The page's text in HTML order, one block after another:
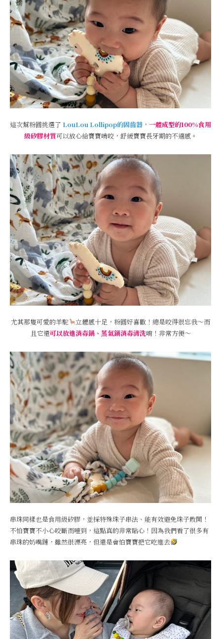
這次幫粉圓挑選了 LouLou Lollipop的固齒器 ， 一體成型的100%食用
級矽膠材質可以放心給寶寶啃咬，舒緩寶寶長牙期的不適感。
尤其那隻可愛的羊駝
立體感十足，粉圓好喜歡！總是咬得很忘我～而
且它還可以放進消毒鍋、蒸氣鍋消毒清洗唷！非常方便～
串珠同樣也是食用級矽膠，並採特殊珠子串法、能有效避免珠子散開！
不怕寶寶不小心咬斷而噎到，這點真的非常貼心！因為我們看了很多有
串珠的奶嘴鏈，雖然很漂亮，但還是會怕寶寶把它吃進去